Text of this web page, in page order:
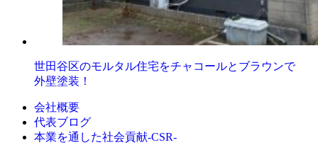
世田谷区のモルタル住宅をチャコールとブラウンで
外壁塗装！
会社概要
代表ブログ
本業を通した社会貢献-CSR-